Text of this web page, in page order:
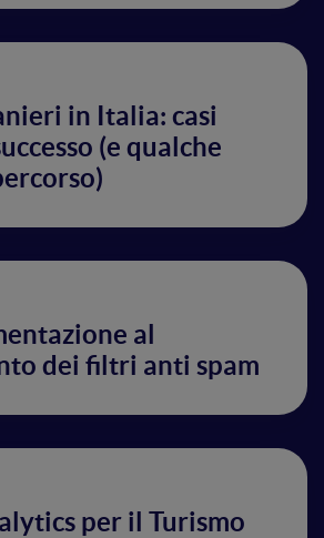
in Italia: casi
(e qualche
al
dei filtri anti spam
per il Turismo